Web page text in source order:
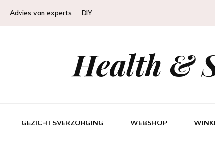
Advies van experts DIY
Health &
GEZICHTSVERZORGING WEBSHOP